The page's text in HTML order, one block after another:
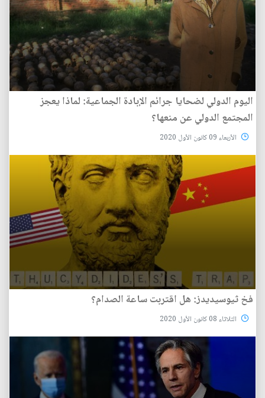
اليوم الدولي لضحايا جرائم الإبادة الجماعية: لماذا يعجز
المجتمع الدولي عن منعها؟
الأربعاء 09 كانون الأول 2020
فخ ثيوسيديدز: هل اقتربت ساعة الصدام؟
الثلاثاء 08 كانون الأول 2020